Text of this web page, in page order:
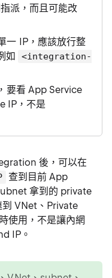
派，而且可能改
一 IP，應該放行整
如
<integration-
要看 App Service
IP，不是
後，可以在
查到目前 App
拿到的 private
到 VNet、Private
使用，不是讓內網
IP。